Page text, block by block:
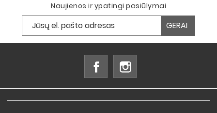
Naujienos ir ypatingi pasiūlymai
Facebook